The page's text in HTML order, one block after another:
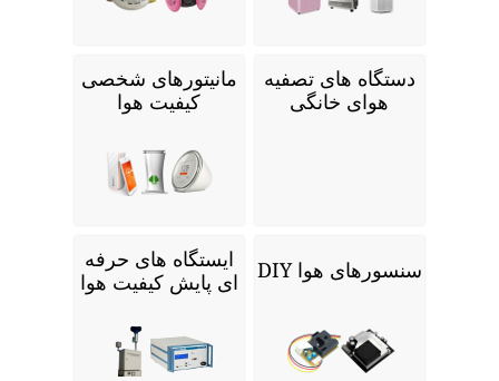
دستگاه های تصفیه
هوای خانگی
مانیتورهای شخصی
کیفیت هوا
سنسورهای هوا DIY
ایستگاه های حرفه
ای پایش کیفیت هوا